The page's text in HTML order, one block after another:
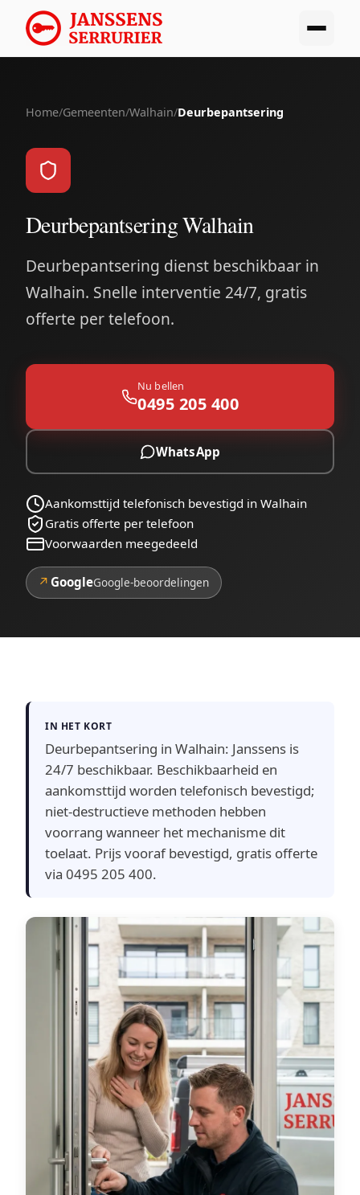
Home/Gemeenten/Walhain/Deurbepantsering
Deurbepantsering Walhain
Deurbepantsering dienst beschikbaar in
Walhain. Snelle interventie 24/7, gratis
offerte per telefoon.
Nu bellen
0495 205 400
WhatsApp
Aankomsttijd telefonisch bevestigd in Walhain
Gratis offerte per telefoon
Voorwaarden meegedeeld
↗ GoogleGoogle-beoordelingen
IN HET KORT
Deurbepantsering in Walhain: Janssens is
24/7 beschikbaar. Beschikbaarheid en
aankomsttijd worden telefonisch bevestigd;
niet-destructieve methoden hebben
voorrang wanneer het mechanisme dit
toelaat. Prijs vooraf bevestigd, gratis offerte
via 0495 205 400.